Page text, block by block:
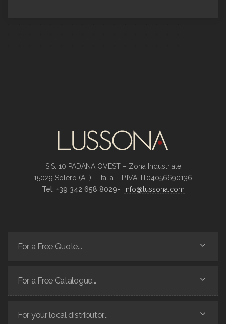
S.S. 10 PADANA OVEST – Zona Industriale
15029 Solero (AL) – Italia – P.IVA: IT04056690136
Tel: +39 342 658 8029- info@lussona.com
For a Free Quote...
For a Free Catalogue...
For your local distributor...